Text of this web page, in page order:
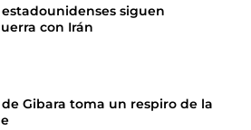
estadounidenses siguen
con Irán
Gibara toma un respiro de la